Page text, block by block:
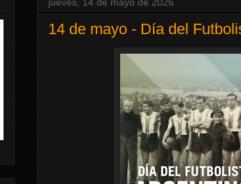
14 de mayo - Día del